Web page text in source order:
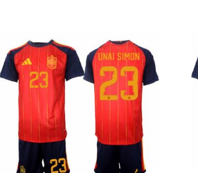
Možnosti
lahko
izberete
na
strani
izdelka